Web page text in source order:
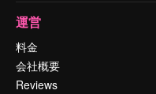
運営
料金
会社概要
Reviews